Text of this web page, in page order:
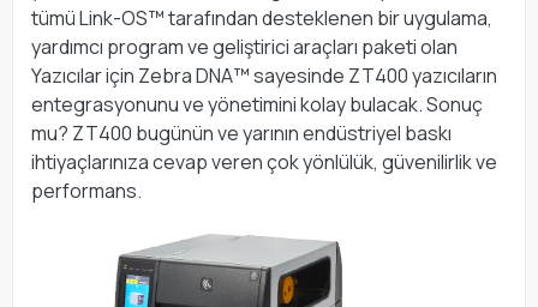
tümü Link-OS™ tarafından desteklenen bir uygulama,
yardımcı program ve geliştirici araçları paketi olan
Yazıcılar için Zebra DNA™ sayesinde ZT400 yazıcıların
entegrasyonunu ve yönetimini kolay bulacak. Sonuç
mu? ZT400 bugünün ve yarının endüstriyel baskı
ihtiyaçlarınıza cevap veren çok yönlülük, güvenilirlik ve
performans.